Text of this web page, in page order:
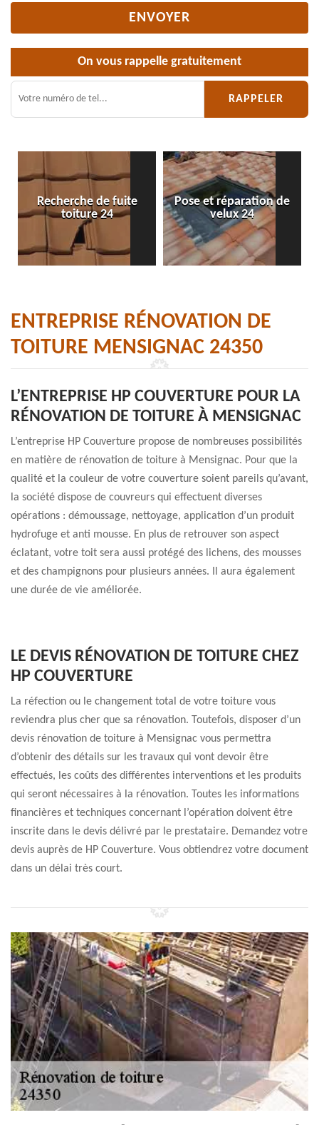
On vous rappelle gratuitement
Recherche de fuite
toiture 24
Pose et réparation de
velux 24
ENTREPRISE RÉNOVATION DE
TOITURE MENSIGNAC 24350
L’ENTREPRISE HP COUVERTURE POUR LA
RÉNOVATION DE TOITURE À MENSIGNAC
L’entreprise HP Couverture propose de nombreuses possibilités
en matière de rénovation de toiture à Mensignac. Pour que la
qualité et la couleur de votre couverture soient pareils qu’avant,
la société dispose de couvreurs qui effectuent diverses
opérations : démoussage, nettoyage, application d’un produit
hydrofuge et anti mousse. En plus de retrouver son aspect
éclatant, votre toit sera aussi protégé des lichens, des mousses
et des champignons pour plusieurs années. Il aura également
une durée de vie améliorée.
LE DEVIS RÉNOVATION DE TOITURE CHEZ
HP COUVERTURE
La réfection ou le changement total de votre toiture vous
reviendra plus cher que sa rénovation. Toutefois, disposer d’un
devis rénovation de toiture à Mensignac vous permettra
d’obtenir des détails sur les travaux qui vont devoir être
effectués, les coûts des différentes interventions et les produits
qui seront nécessaires à la rénovation. Toutes les informations
financières et techniques concernant l’opération doivent être
inscrite dans le devis délivré par le prestataire. Demandez votre
devis auprès de HP Couverture. Vous obtiendrez votre document
dans un délai très court.